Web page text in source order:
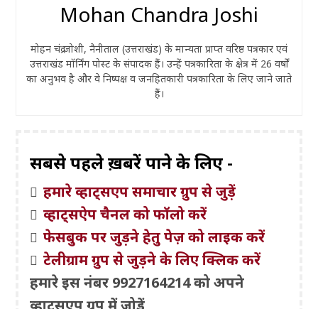
Mohan Chandra Joshi
मोहन चंद्र जोशी, नैनीताल (उत्तराखंड) के मान्यता प्राप्त वरिष्ठ पत्रकार एवं
उत्तराखंड मॉर्निंग पोस्ट के संपादक हैं। उन्हें पत्रकारिता के क्षेत्र में 26 वर्षों
का अनुभव है और वे निष्पक्ष व जनहितकारी पत्रकारिता के लिए जाने जाते
हैं।
सबसे पहले ख़बरें पाने के लिए -
हमारे व्हाट्सएप समाचार ग्रुप से जुड़ें
व्हाट्सऐप चैनल को फॉलो करें
फेसबुक पर जुड़ने हेतु पेज़ को लाइक करें
टेलीग्राम ग्रुप से जुड़ने के लिए क्लिक करें
हमारे इस नंबर 9927164214 को अपने